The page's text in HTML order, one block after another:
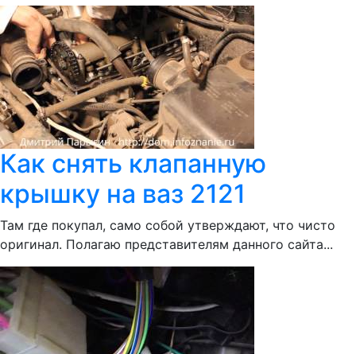
Как снять клапанную
крышку на ваз 2121
Там где покупал, само собой утверждают, что чисто
оригинал. Полагаю представителям данного сайта...